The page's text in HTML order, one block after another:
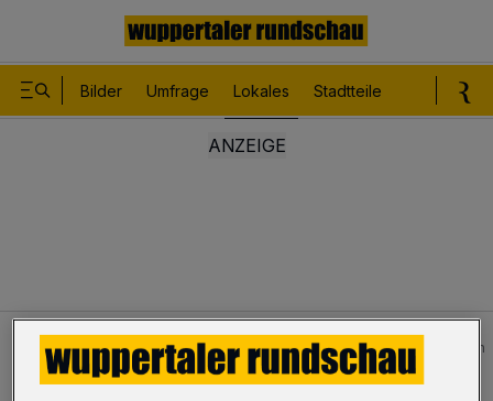
Bilder Umfrage Lokales Stadtteile
Lokales Bilder: Abgeknickter Ast verletzt drei Personen